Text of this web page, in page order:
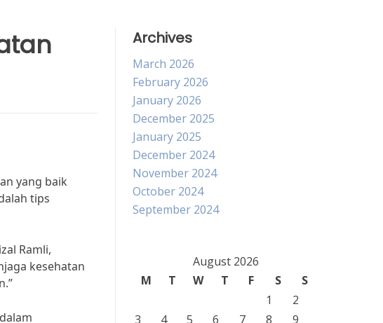
yang baik
tips
Ramli,
kesehatan
Archives
March 2026
February 2026
January 2026
December 2025
January 2025
December 2024
November 2024
October 2024
September 2024
August 2026
M
T W T F S
S
1
2
3
4 5 6 7 8
9